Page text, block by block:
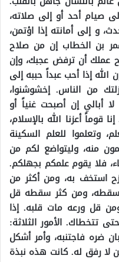
صيام أحد أو إلى صلاته،
و إلى أمانته إذا اؤتمن،
بن الخطاب إن من صلاح
عملك أن ترفض عجبك، وإن
إذا أحب عبداً حببه إلى
من الناس. إخشوشنوا،
أبالي إن أصبحت غنياً أو
قوماً أعزنا الله بالإسلام،
وتعلموا للعلم السكينة
منه، وليتواضع لكم من
فلا يقوم علمكم بجهلكم.
استخف به، ومن أكثر من
ومن كثر سقطه قل
قل ورعه مات قلبه. إذا
الأمور الثلاثة:
ضره فاجتنبه، وأمر أشكل
لا رفق له. كانت هذه نبذة